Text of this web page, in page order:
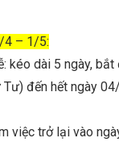
4 – 1/5:
kéo dài 5 ngày,
đến hết ngày
việc trở lại vào